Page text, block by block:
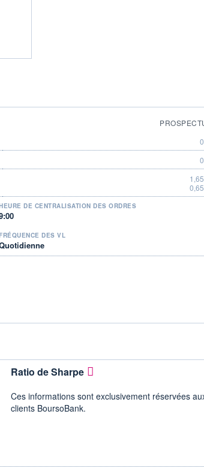
DE CENTRALISATION DES ORDRES
DES VL
Ratio de Sharpe
Ces informations sont exclusivement réservées
clients BoursoBank.